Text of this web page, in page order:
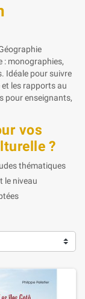
: monographies,
Idéale pour suivre
les rapports au
pour enseignants,
vos
?
thématiques
le niveau